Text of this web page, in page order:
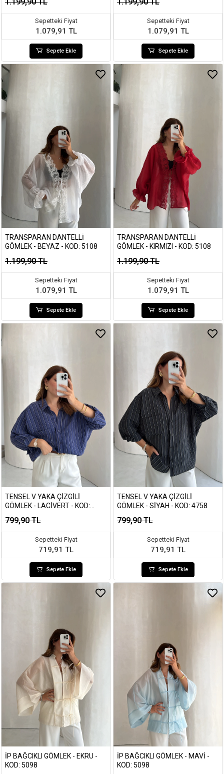
Sepetteki Fiyat
1.079,91 TL
Sepete Ekle
Sepetteki Fiyat
1.079,91 TL
Sepete Ekle
TRANSPARAN DANTELLI
GÖMLEK - BEYAZ - KOD: 5108
1.199,90 TL
Sepetteki Fiyat
1.079,91 TL
Sepete Ekle
TRANSPARAN DANTELLI
GÖMLEK - KIRMIZI - KOD: 5108
1.199,90 TL
Sepetteki Fiyat
1.079,91 TL
Sepete Ekle
TENSEL V YAKA ÇIZGILI
GÖMLEK - LACIVERT - KOD:
799,90 TL
Sepetteki Fiyat
719,91 TL
Sepete Ekle
TENSEL V YAKA ÇIZGILI
GÖMLEK - SIYAH - KOD: 4758
799,90 TL
Sepetteki Fiyat
719,91 TL
Sepete Ekle
İP BAĞCIKLI GÖMLEK - EKRU -
KOD: 5098
İP BAĞCIKLI GÖMLEK - MAVI -
KOD: 5098